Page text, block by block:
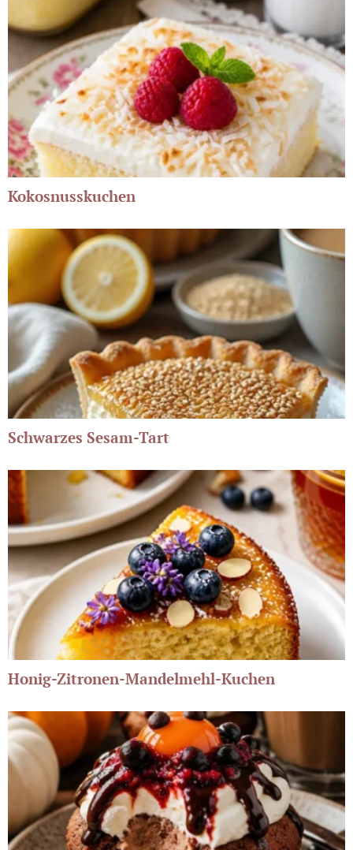
Kokosnusskuchen
Schwarzes Sesam-Tart
Honig-Zitronen-Mandelmehl-Kuchen